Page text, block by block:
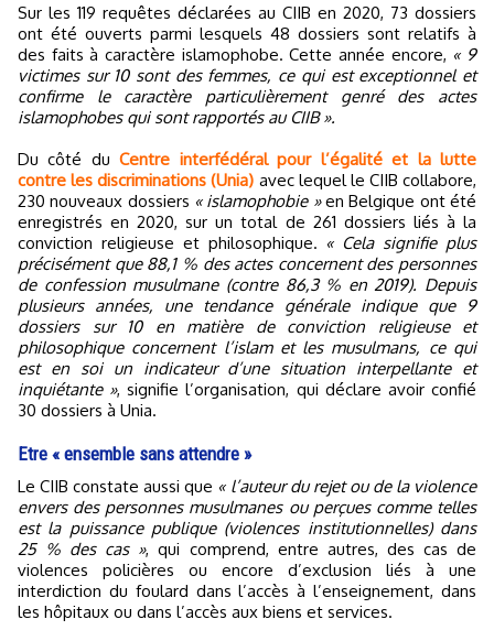
Sur les 119 requêtes déclarées au CIIB en 2020, 73 dossiers
ont été ouverts parmi lesquels 48 dossiers sont relatifs à
des faits à caractère islamophobe. Cette année encore, « 9
victimes sur 10 sont des femmes, ce qui est exceptionnel et
confirme le caractère particulièrement genré des actes
islamophobes qui sont rapportés au CIIB ».
Du côté duCentre interfédéral pour l’égalité et la lutte
contre les discriminations (Unia) avec lequel le CIIB collabore,
230 nouveaux dossiers « islamophobie »en Belgique ont été
enregistrés en 2020, sur un total de 261 dossiers liés à la
conviction religieuse et philosophique. « Cela signifie plus
précisément que 88,1 % des actes concernent des personnes
de confession musulmane (contre 86,3 % en 2019). Depuis
plusieurs années, une tendance générale indique que 9
dossiers sur 10 en matière de conviction religieuse et
philosophique concernent l’islam et les musulmans, ce qui
est en soi un indicateur d’une situation interpellante et
inquiétante », signifie l’organisation, qui déclare avoir confié
30 dossiers à Unia.
Etre « ensemble sans attendre »
Le CIIB constate aussi que « l’auteur du rejet ou de la violence
envers des personnes musulmanes ou perçues comme telles
est la puissance publique (violences institutionnelles) dans
25 % des cas », qui comprend, entre autres, des cas de
violences policières ou encore d’exclusion liés à une
interdiction du foulard dans l’accès à l’enseignement, dans
les hôpitaux ou dans l’accès aux biens et services.